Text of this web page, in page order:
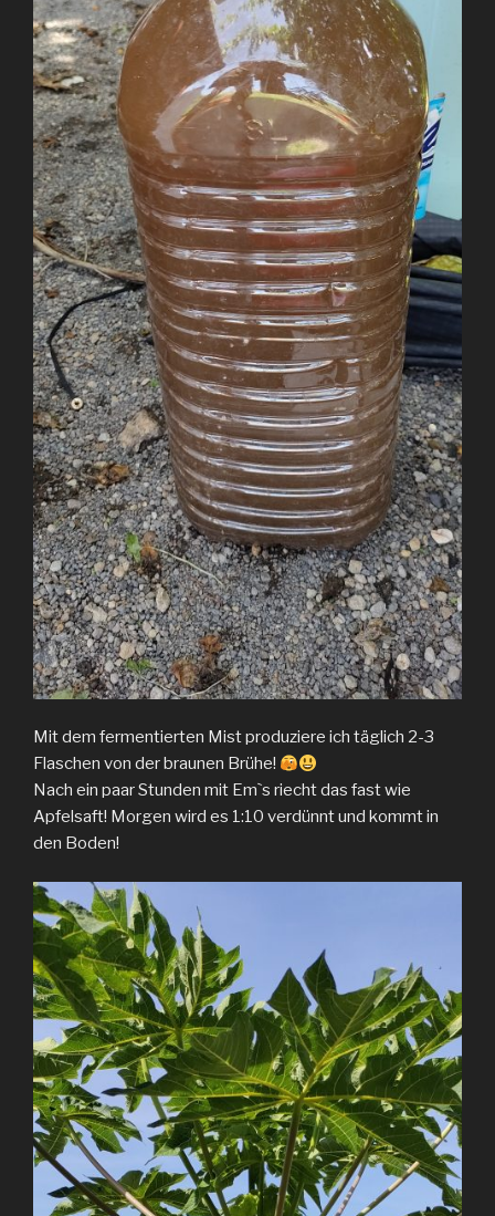
Mit dem fermentierten Mist produziere ich täglich 2-3
Flaschen von der braunen Brühe!
Nach ein paar Stunden mit Emˋs riecht das fast wie
Apfelsaft! Morgen wird es 1:10 verdünnt und kommt in
den Boden!